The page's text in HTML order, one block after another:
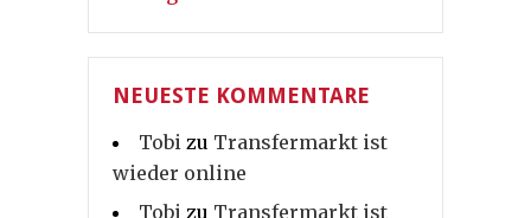
NEUESTE KOMMENTARE
Tobi zu Transfermarkt ist
wieder online
Tobi zu Transfermarkt ist